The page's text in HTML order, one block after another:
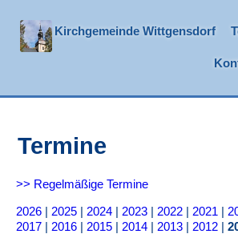
Kirchgemeinde Wittgensdorf
Termine
>> Regelmäßige Termine
2026 2025 2024 2023 2022 2021
2017
2016 2015 2014 2013 2012